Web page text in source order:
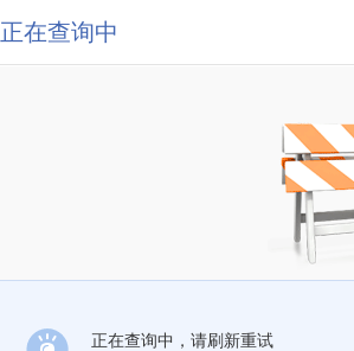
正在查询中
正在查询中，请刷新重试